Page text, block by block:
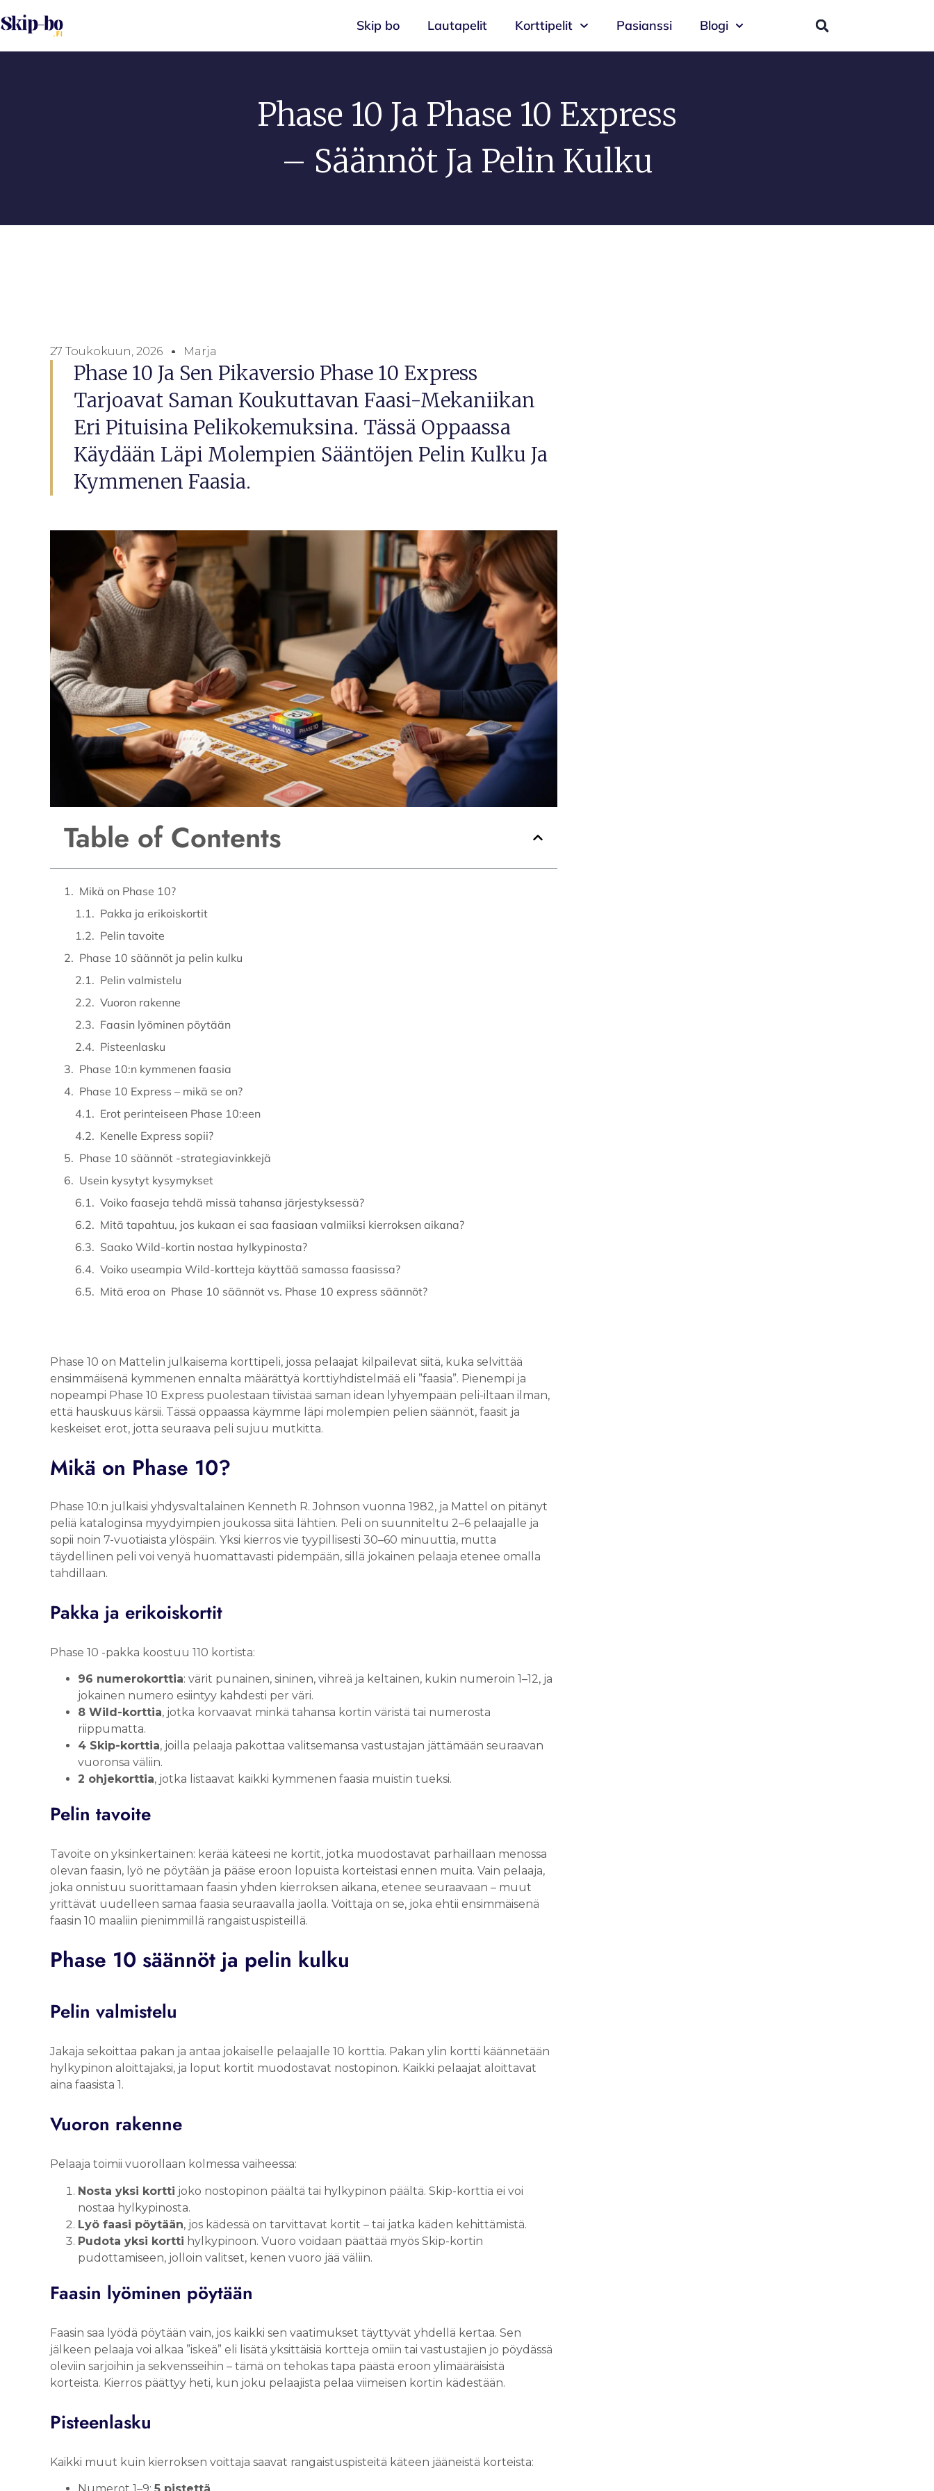
Skip bo Lautapelit Korttipelit Pasianssi Blogi
Phase 10 Ja Phase 10 Express
– Säännöt Ja Pelin Kulku
27 Toukokuun, 2026 Marja
Phase 10 Ja Sen Pikaversio Phase 10 Express
Tarjoavat Saman Koukuttavan Faasi-Mekaniikan
Eri Pituisina Pelikokemuksina. Tässä Oppaassa
Käydään Läpi Molempien Sääntöjen Pelin Kulku Ja
Kymmenen Faasia.
Table of Contents
Mikä on Phase 10?
Pakka ja erikoiskortit
Pelin tavoite
Phase 10 säännöt ja pelin kulku
Pelin valmistelu
Vuoron rakenne
Faasin lyöminen pöytään
Pisteenlasku
Phase 10:n kymmenen faasia
Phase 10 Express – mikä se on?
Erot perinteiseen Phase 10:een
Kenelle Express sopii?
Phase 10 säännöt -strategiavinkkejä
Usein kysytyt kysymykset
Voiko faaseja tehdä missä tahansa järjestyksessä?
Mitä tapahtuu, jos kukaan ei saa faasiaan valmiiksi kierroksen aikana?
Saako Wild-kortin nostaa hylkypinosta?
Voiko useampia Wild-kortteja käyttää samassa faasissa?
Mitä eroa on Phase 10 säännöt vs. Phase 10 express säännöt?
Phase 10 on Mattelin julkaisema korttipeli, jossa pelaajat kilpailevat siitä, kuka selvittää
ensimmäisenä kymmenen ennalta määrättyä korttiyhdistelmää eli ”faasia”. Pienempi ja
nopeampi Phase 10 Express puolestaan tiivistää saman idean lyhyempään peli-iltaan ilman,
että hauskuus kärsii. Tässä oppaassa käymme läpi molempien pelien säännöt, faasit ja
keskeiset erot, jotta seuraava peli sujuu mutkitta.
Mikä on Phase 10?
Phase 10:n julkaisi yhdysvaltalainen Kenneth R. Johnson vuonna 1982, ja Mattel on pitänyt
peliä kataloginsa myydyimpien joukossa siitä lähtien. Peli on suunniteltu 2–6 pelaajalle ja
sopii noin 7-vuotiaista ylöspäin. Yksi kierros vie tyypillisesti 30–60 minuuttia, mutta
täydellinen peli voi venyä huomattavasti pidempään, sillä jokainen pelaaja etenee omalla
tahdillaan.
Pakka ja erikoiskortit
Phase 10 -pakka koostuu 110 kortista:
96 numerokorttia: värit punainen, sininen, vihreä ja keltainen, kukin numeroin 1–12, ja
jokainen numero esiintyy kahdesti per väri.
8 Wild-korttia, jotka korvaavat minkä tahansa kortin väristä tai numerosta
riippumatta.
4 Skip-korttia, joilla pelaaja pakottaa valitsemansa vastustajan jättämään seuraavan
vuoronsa väliin.
2 ohjekorttia, jotka listaavat kaikki kymmenen faasia muistin tueksi.
Pelin tavoite
Tavoite on yksinkertainen: kerää käteesi ne kortit, jotka muodostavat parhaillaan menossa
olevan faasin, lyö ne pöytään ja pääse eroon lopuista korteistasi ennen muita. Vain pelaaja,
joka onnistuu suorittamaan faasin yhden kierroksen aikana, etenee seuraavaan – muut
yrittävät uudelleen samaa faasia seuraavalla jaolla. Voittaja on se, joka ehtii ensimmäisenä
faasin 10 maaliin pienimmillä rangaistuspisteillä.
Phase 10 säännöt ja pelin kulku
Pelin valmistelu
Jakaja sekoittaa pakan ja antaa jokaiselle pelaajalle 10 korttia. Pakan ylin kortti käännetään
hylkypinon aloittajaksi, ja loput kortit muodostavat nostopinon. Kaikki pelaajat aloittavat
aina faasista 1.
Vuoron rakenne
Pelaaja toimii vuorollaan kolmessa vaiheessa:
Nosta yksi kortti joko nostopinon päältä tai hylkypinon päältä. Skip-korttia ei voi
nostaa hylkypinosta.
Lyö faasi pöytään, jos kädessä on tarvittavat kortit – tai jatka käden kehittämistä.
Pudota yksi kortti hylkypinoon. Vuoro voidaan päättää myös Skip-kortin
pudottamiseen, jolloin valitset, kenen vuoro jää väliin.
Faasin lyöminen pöytään
Faasin saa lyödä pöytään vain, jos kaikki sen vaatimukset täyttyvät yhdellä kertaa. Sen
jälkeen pelaaja voi alkaa ”iskeä” eli lisätä yksittäisiä kortteja omiin tai vastustajien jo pöydässä
oleviin sarjoihin ja sekvensseihin – tämä on tehokas tapa päästä eroon ylimääräisistä
korteista. Kierros päättyy heti, kun joku pelaajista pelaa viimeisen kortin kädestään.
Pisteenlasku
Kaikki muut kuin kierroksen voittaja saavat rangaistuspisteitä käteen jääneistä korteista: